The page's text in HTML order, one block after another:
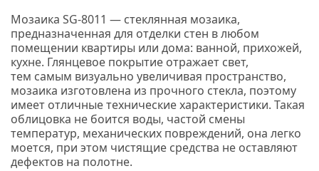
Мозаика SG-8011 — стеклянная мозаика,
предназначенная для отделки стен в любом
помещении квартиры или дома: ванной, прихожей,
кухне. Глянцевое покрытие отражает свет,
тем самым визуально увеличивая пространство,
мозаика изготовлена из прочного стекла, поэтому
имеет отличные технические характеристики. Такая
облицовка не боится воды, частой смены
температур, механических повреждений, она легко
моется, при этом чистящие средства не оставляют
дефектов на полотне.